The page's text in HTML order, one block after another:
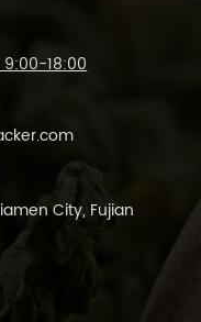
18:00
City, Fujian